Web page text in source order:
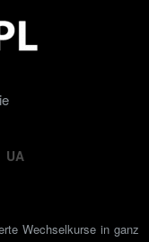
UA
Wechselkurse in ganz